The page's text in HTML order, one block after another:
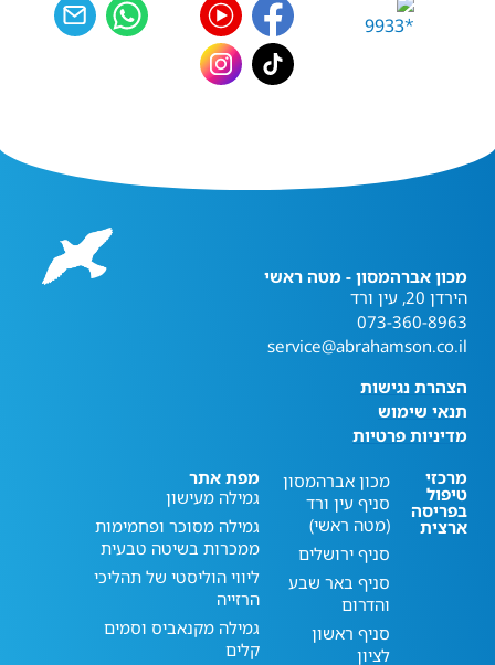
מכון אברהמסון - מטה ראשי
הירדן 20, עין ורד
073-360-8963
service@abrahamson.co.il
הצהרת נגישות
תנאי שימוש
מדיניות פרטיות
מרכזי
טיפול
בפריסה
ארצית
מכון אברהמסון
סניף עין ורד
(מטה ראשי)
סניף ירושלים
סניף באר שבע
והדרום
סניף ראשון
לציון
מפת אתר
גמילה מעישון
גמילה מסוכר ופחמימות
ממכרות בשיטה טבעית
ליווי הוליסטי של תהליכי
הרזייה
גמילה מקנאביס וסמים
קלים